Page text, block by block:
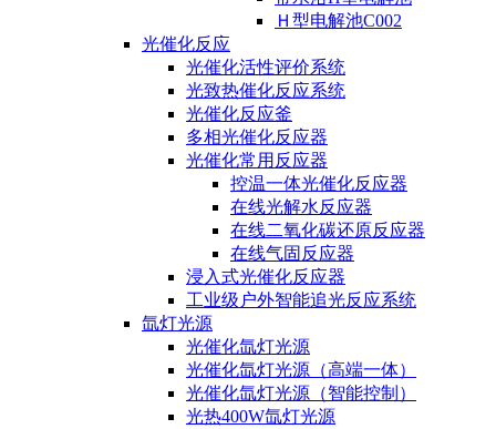
Ｈ型电解池C002
光催化反应
光催化活性评价系统
光致热催化反应系统
光催化反应釜
多相光催化反应器
光催化常用反应器
控温一体光催化反应器
在线光解水反应器
在线二氧化碳还原反应器
在线气固反应器
浸入式光催化反应器
工业级户外智能追光反应系统
氙灯光源
光催化氙灯光源
光催化氙灯光源（高端一体）
光催化氙灯光源（智能控制）
光热400W氙灯光源